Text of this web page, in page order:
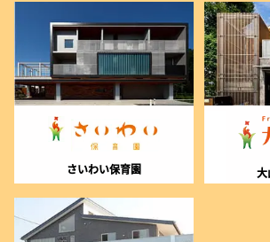
さいわい保育園 大